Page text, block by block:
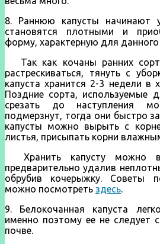
8. Раннюю капусты начинают
становятся плотными и
форму, характерную для данного
Так как кочаны ранних
растрескиваться, тянуть с
капуста хранится 2-3 недели
Поздние сорта, используемые
срезать до наступления
подмерзнут, тогда они быстро
капусты можно вырыть с
листья, присыпать корни
Хранить капусту можно
предварительно удалив
обрубив кочерыжку. Советы
можно посмотреть здесь.
9. Белокочанная капуста
именно поэтому ее не следует
почве.